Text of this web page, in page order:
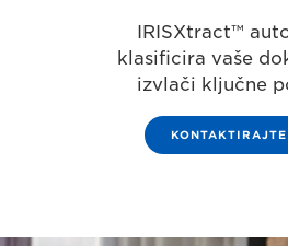
Poslovni proizvodi
Poslovni softver
IRISXtract™
klasificira vaše
izvlači ključne
KONTAKTIRAJTE